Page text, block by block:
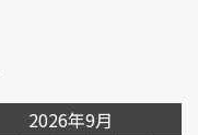
2026年9月